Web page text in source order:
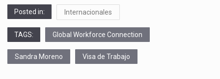
Posted in: Internacionales
TAGS: Global Workforce Connection
Sandra Moreno Visa de Trabajo